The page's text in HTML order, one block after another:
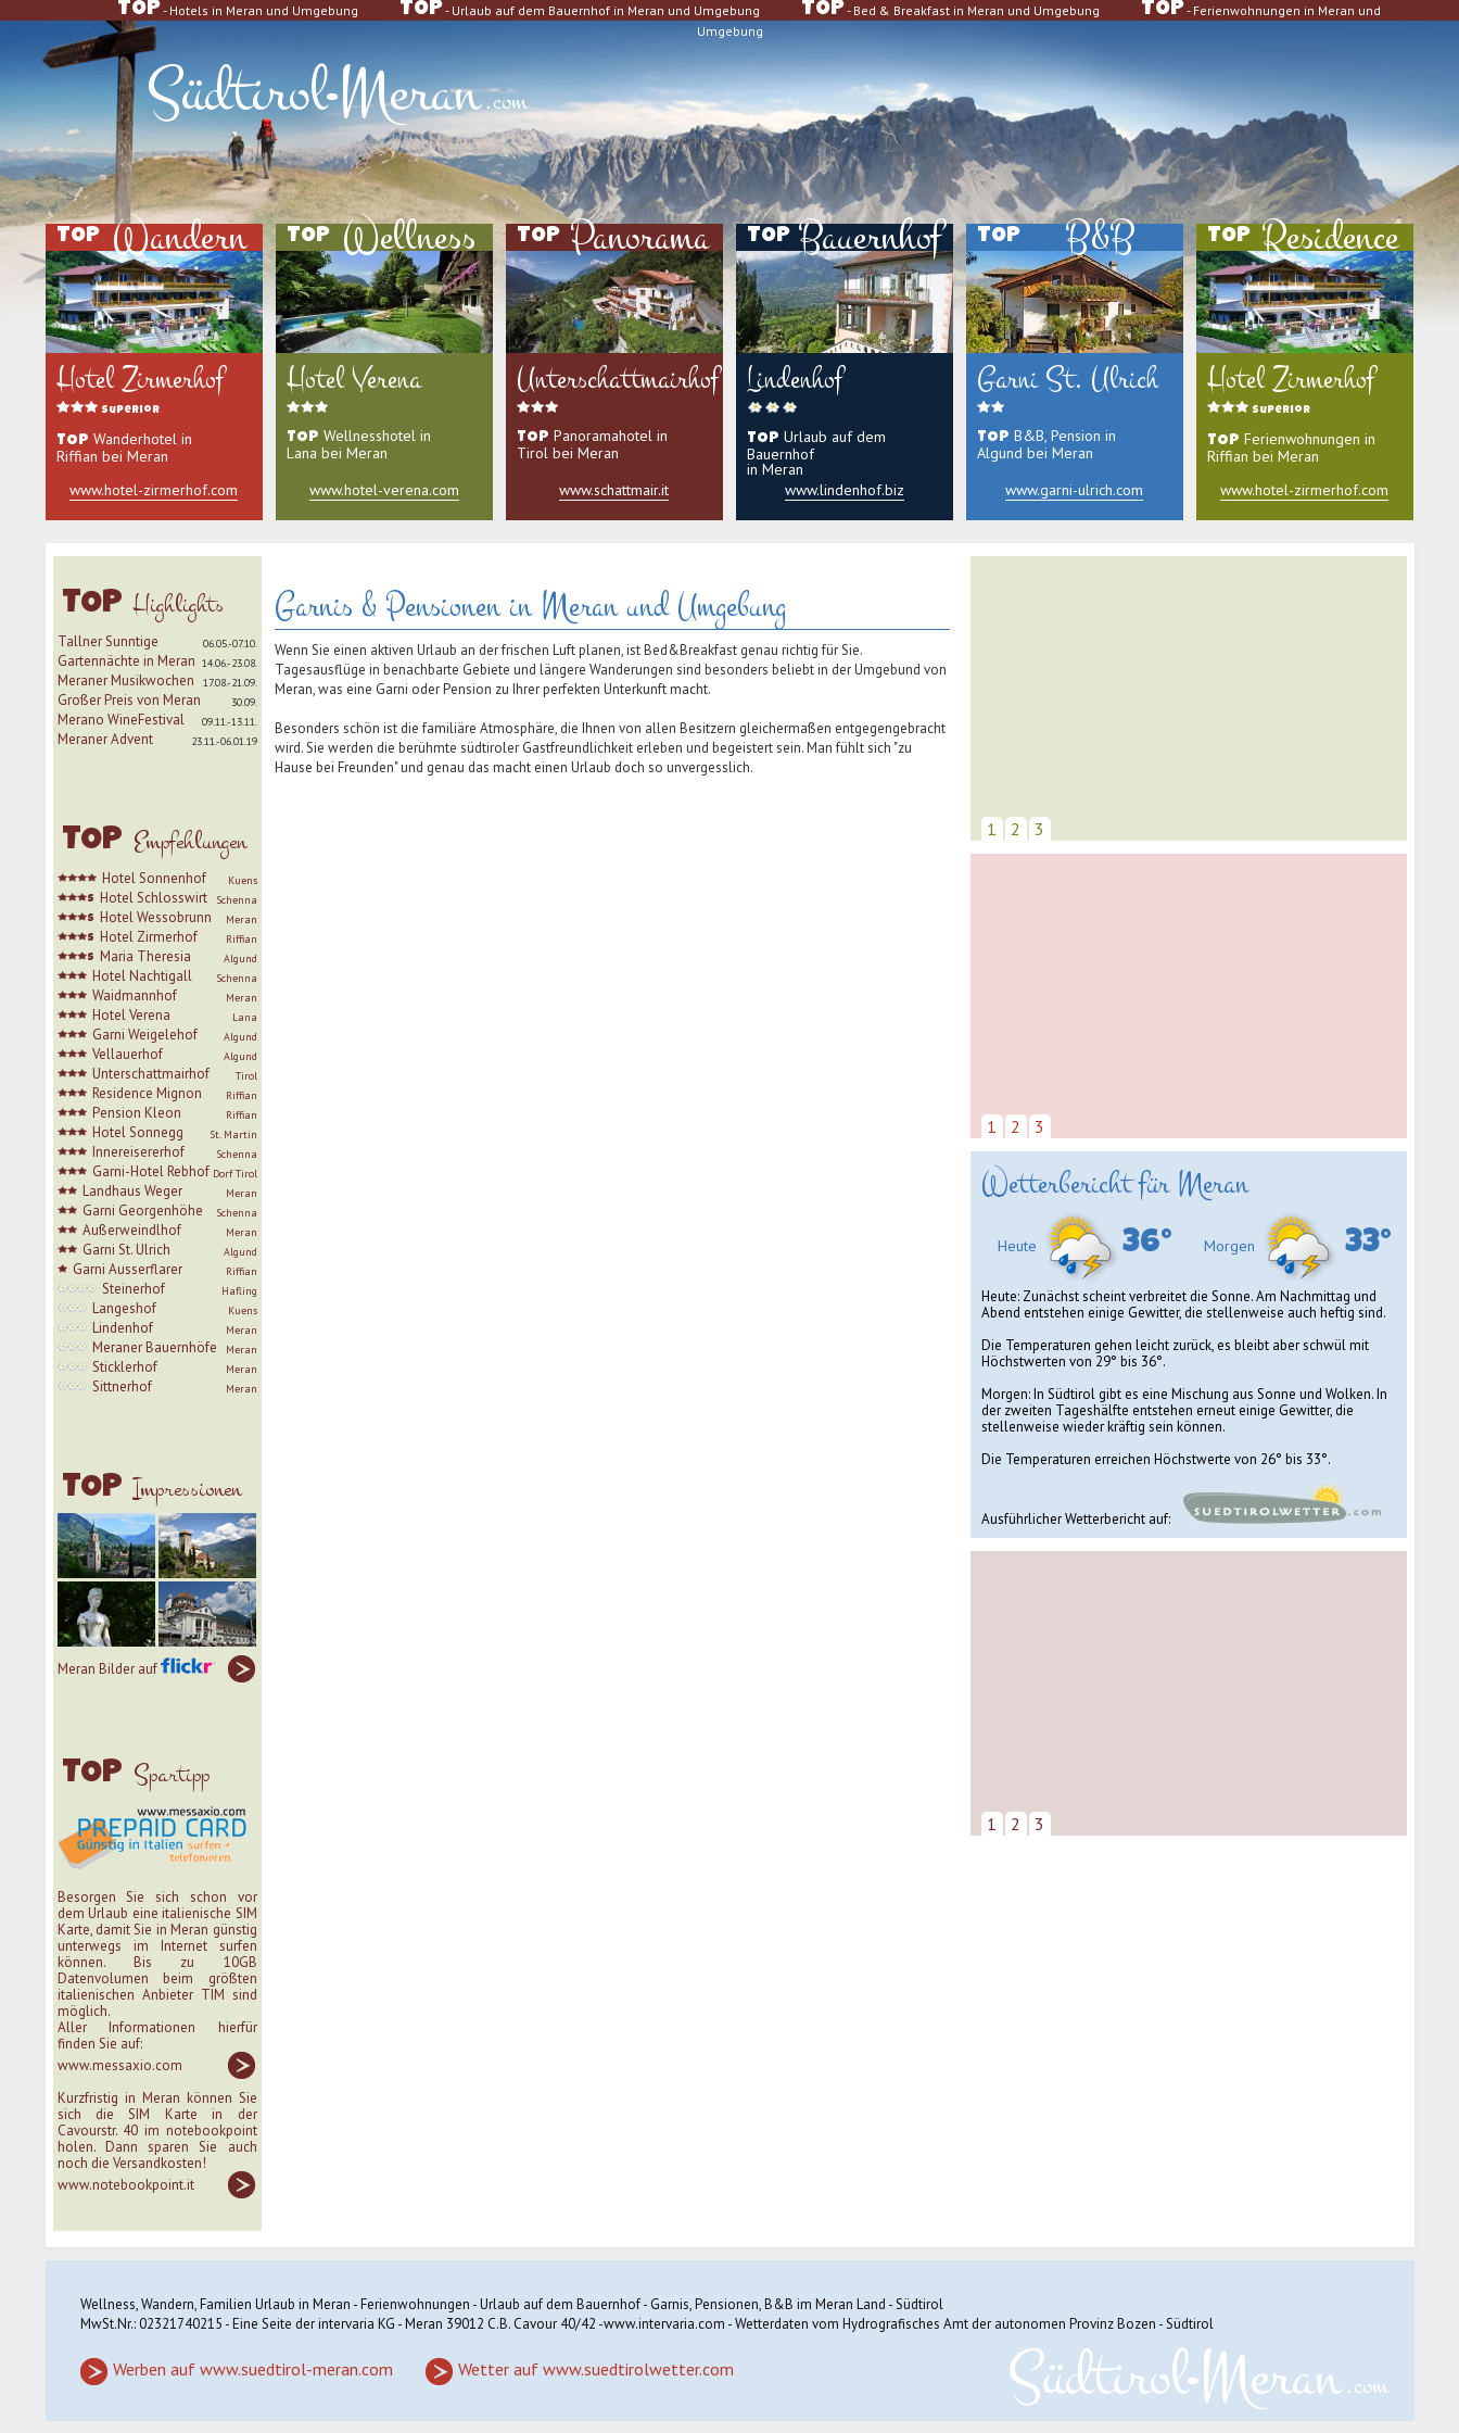
TOP- Hotels in Meran und Umgebung TOP- Urlaub auf dem Bauernhof in Meran und Umgebung TOP- Bed & Breakfast in Meran und Umgebung TOP- Ferienwohnungen in Meran und
Umgebung
SüdtirolMeran.com
TOP Wandern
Hotel Zirmerhof
Superior
TOP Wanderhotel in
Riffian bei Meran
www.hotel-zirmerhof.com
TOP Wellness
Hotel Verena
TOP Wellnesshotel in
Lana bei Meran
www.hotel-verena.com
TOP Panorama
Unterschattmairhof
TOP Panoramahotel in
Tirol bei Meran
www.schattmair.it
TOP Bauernhof
Lindenhof
TOP Urlaub auf dem
Bauernhof
in Meran
www.lindenhof.biz
TOP B&B
Garni St. Ulrich
TOP B&B, Pension in
Algund bei Meran
www.garni-ulrich.com
TOP Residence
Hotel Zirmerhof
Superior
TOP Ferienwohnungen in
Riffian bei Meran
www.hotel-zirmerhof.com
TOP Highlights
Tallner Sunntige 06.05.-07.10.
Gartennächte in Meran 14.06.-23.08.
Meraner Musikwochen 17.08.-21.09.
Großer Preis von Meran 30.09.
Merano WineFestival 09.11.-13.11.
Meraner Advent 23.11.-06.01.19
TOP Empfehlungen
Hotel Sonnenhof Kuens
s Hotel Schlosswirt Schenna
s Hotel Wessobrunn Meran
s Hotel Zirmerhof Riffian
s Maria Theresia Algund
Hotel Nachtigall Schenna
Waidmannhof Meran
Hotel Verena Lana
Garni Weigelehof Algund
Vellauerhof Algund
Unterschattmairhof Tirol
Residence Mignon Riffian
Pension Kleon Riffian
Hotel Sonnegg St. Martin
Innereisererhof Schenna
Garni-Hotel Rebhof Dorf Tirol
Landhaus Weger Meran
Garni Georgenhöhe Schenna
Außerweindlhof Meran
Garni St. Ulrich Algund
Garni Ausserflarer Riffian
Steinerhof Hafling
Langeshof Kuens
Lindenhof Meran
Meraner Bauernhöfe Meran
Sticklerhof Meran
Sittnerhof Meran
TOP Impressionen
Meran Bilder auf
TOP Spartipp
Besorgen Sie sich schon vor
dem Urlaub eine italienische SIM
Karte, damit Sie in Meran günstig
unterwegs im Internet surfen
können. Bis zu 10GB
Datenvolumen beim größten
italienischen Anbieter TIM sind
möglich.
Aller Informationen hierfür
finden Sie auf:
www.messaxio.com
Kurzfristig in Meran können Sie
sich die SIM Karte in der
Cavourstr. 40 im notebookpoint
holen. Dann sparen Sie auch
noch die Versandkosten!
www.notebookpoint.it
1 2 3
1 2 3
Wetterbericht für Meran
Heute 36° Morgen 33°
Heute: Zunächst scheint verbreitet die Sonne. Am Nachmittag und
Abend entstehen einige Gewitter, die stellenweise auch heftig sind.
Die Temperaturen gehen leicht zurück, es bleibt aber schwül mit
Höchstwerten von 29° bis 36°.
Morgen: In Südtirol gibt es eine Mischung aus Sonne und Wolken. In
der zweiten Tageshälfte entstehen erneut einige Gewitter, die
stellenweise wieder kräftig sein können.
Die Temperaturen erreichen Höchstwerte von 26° bis 33°.
Ausführlicher Wetterbericht auf:
1 2 3
Garnis & Pensionen in Meran und Umgebung
Wenn Sie einen aktiven Urlaub an der frischen Luft planen, ist Bed&Breakfast genau richtig für Sie.
Tagesausflüge in benachbarte Gebiete und längere Wanderungen sind besonders beliebt in der Umgebund von
Meran, was eine Garni oder Pension zu Ihrer perfekten Unterkunft macht.
Besonders schön ist die familiäre Atmosphäre, die Ihnen von allen Besitzern gleichermaßen entgegengebracht
wird. Sie werden die berühmte südtiroler Gastfreundlichkeit erleben und begeistert sein. Man fühlt sich "zu
Hause bei Freunden" und genau das macht einen Urlaub doch so unvergesslich.
Wellness, Wandern, Familien Urlaub in Meran - Ferienwohnungen - Urlaub auf dem Bauernhof - Garnis, Pensionen, B&B im Meran Land - Südtirol
MwSt.Nr.: 02321740215 - Eine Seite der intervaria KG - Meran 39012 C.B. Cavour 40/42 -www.intervaria.com - Wetterdaten vom Hydrografisches Amt der autonomen Provinz Bozen - Südtirol
Werben auf www.suedtirol-meran.com Wetter auf www.suedtirolwetter.com SüdtirolMeran .com